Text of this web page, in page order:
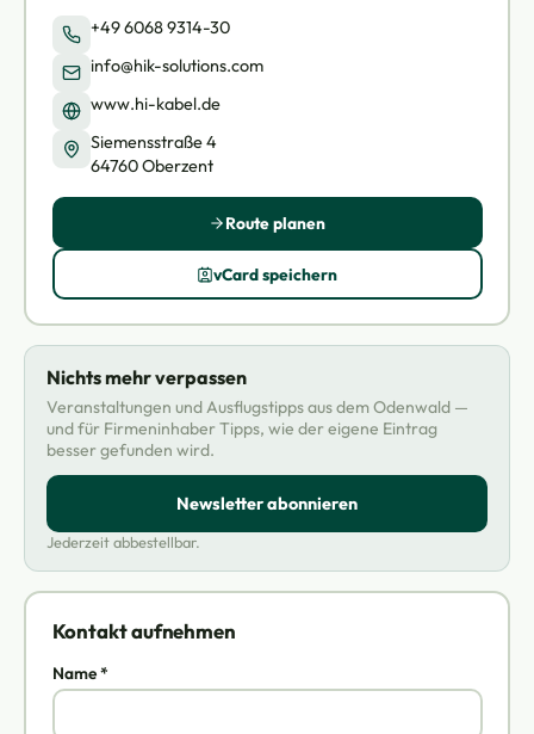
Kontakt aufnehmen
Name *
+49 6068 9314-30
info@hik-solutions.com
www.hi-kabel.de
Siemensstraße 4
64760 Oberzent
Route planen
vCard speichern
Nichts mehr verpassen
Veranstaltungen und Ausflugstipps aus dem Odenwald —
und für Firmeninhaber Tipps, wie der eigene Eintrag
besser gefunden wird.
Newsletter abonnieren
Jederzeit abbestellbar.